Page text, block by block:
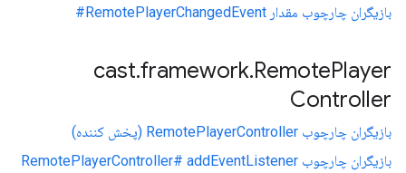
بازیگران چارچوب مقدار RemotePlayerChangedEvent#
cast.framework.RemotePlayer
Controller
بازیگران چارچوب RemotePlayerController (پخش کننده)
بازیگران چارچوب RemotePlayerController# addEventListener